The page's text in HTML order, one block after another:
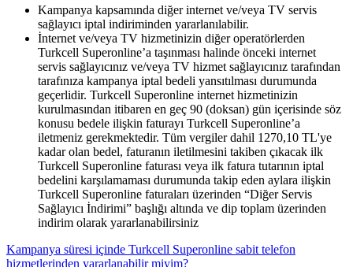
​​Kampanya kapsamında diğer internet ve/veya TV servis
sağlayıcı iptal indiriminden yararlanılabilir.
İnternet ve/veya TV hizmetinizin diğer operatörlerden
Turkcell Superonline’a taşınması halinde önceki internet
servis sağlayıcınız ve/veya TV hizmet sağlayıcınız tarafından
tarafınıza kampanya iptal bedeli yansıtılması durumunda
geçerlidir. Turkcell Superonline internet hizmetinizin
kurulmasından itibaren en geç 90 (doksan) gün içerisinde söz
konusu bedele ilişkin faturayı Turkcell Superonline’a
iletmeniz gerekmektedir. Tüm vergiler dahil 1270,10 TL'ye
kadar olan bedel, faturanın iletilmesini takiben çıkacak ilk
Turkcell Superonline faturası veya ilk fatura tutarının iptal
bedelini karşılamaması durumunda takip eden aylara ilişkin
Turkcell Superonline faturaları üzerinden “Diğer Servis
Sağlayıcı İndirimi” başlığı altında ve dip toplam üzerinden
indirim olarak yararlanabilirsiniz
Kampanya süresi içinde Turkcell Superonline sabit telefon
hizmetlerinden yararlanabilir miyim?